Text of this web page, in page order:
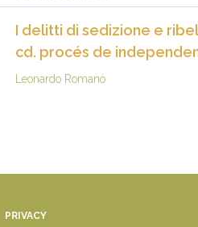
I delitti di sedizione e
cd. procés de
Leonardo Romanò
PRIVACY